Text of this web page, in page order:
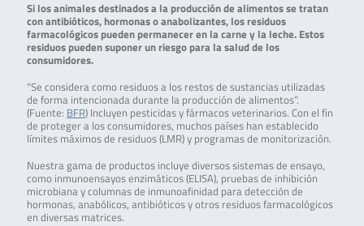
Si los animales destinados a la producción de alimentos se tratan
con antibióticos, hormonas o anabolizantes, los residuos
farmacológicos pueden permanecer en la carne y la leche. Estos
residuos pueden suponer un riesgo para la salud de los
consumidores.
“Se considera como residuos a los restos de sustancias utilizadas
de forma intencionada durante la producción de alimentos”.
(Fuente: BFR) Incluyen pesticidas y fármacos veterinarios. Con el fin
de proteger a los consumidores, muchos países han establecido
límites máximos de residuos (LMR) y programas de monitorización.
Nuestra gama de productos incluye diversos sistemas de ensayo,
como inmunoensayos enzimáticos (ELISA), pruebas de inhibición
microbiana y columnas de inmunoafinidad para detección de
hormonas, anabólicos, antibióticos y otros residuos farmacológicos
en diversas matrices.